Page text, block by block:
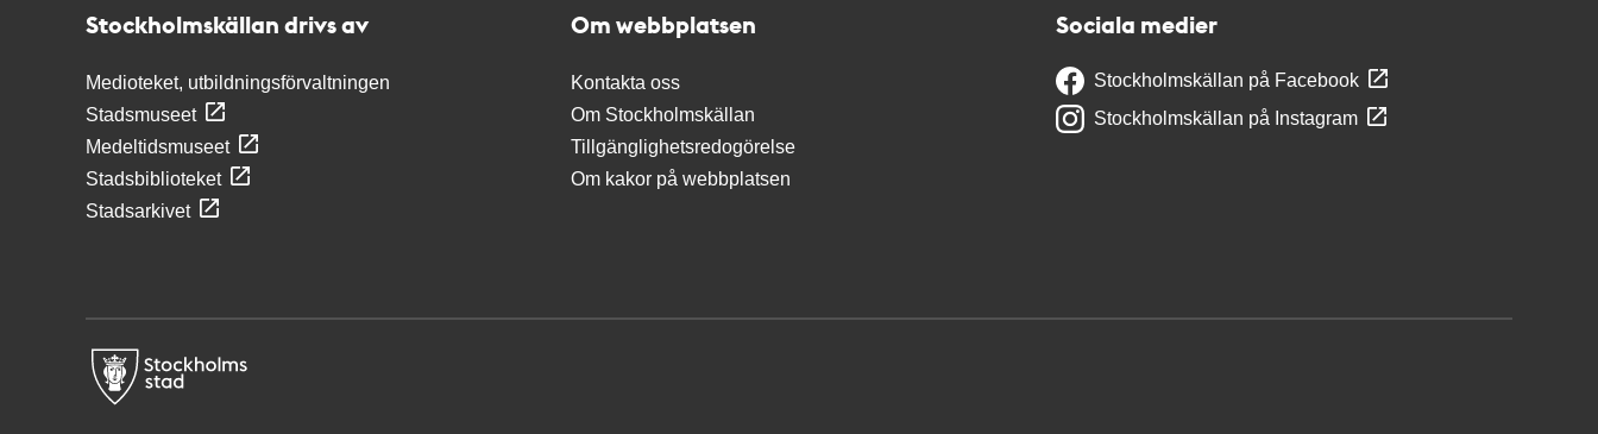
Stockholmskällan drivs av
Medioteket, utbildningsförvaltningen
Stadsmuseet
Medeltidsmuseet
Stadsbiblioteket
Stadsarkivet
Om webbplatsen
Kontakta oss
Om Stockholmskällan
Tillgänglighetsredogörelse
Om kakor på webbplatsen
Sociala medier
Stockholmskällan på Facebook
Stockholmskällan på Instagram